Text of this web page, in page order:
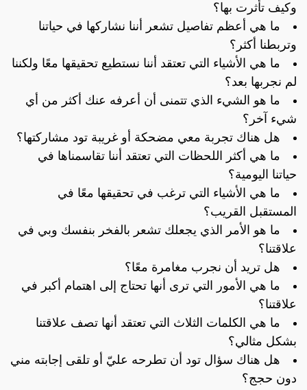
وكيف تأثرت بها؟
ما هي أعظم تفاصيل تشعر أننا نشاركها في حياتنا
وتربطنا أكثر؟
ما هي الأشياء التي تعتقد أننا نستطيع تحقيقها معًا ولكننا
لم نجربها بعد؟
ما هو الشيء الذي تتمنى أن أعرفه عنك أكثر من أي
شيء آخر؟
هل هناك تجربة معي مضحكة أو غريبة تود مشاركتها؟
ما هي أكثر اللحظات التي تعتقد أننا تقاسمناها في
حياتنا اليومية؟
ما هي الأشياء التي ترغب في تحقيقها معًا في
المستقبل القريب؟
ما هو الأمر الذي يجعلك تشعر بالفخر بنفسك وبي في
علاقتنا؟
هل تريد أن نجرب مغامرة معًا؟
ما هي الأمور التي ترى أنها تحتاج إلى اهتمام أكبر في
علاقتنا؟
ما هي الكلمات الثلاث التي تعتقد أنها تصف علاقتنا
بشكل مثالي؟
هل هناك سؤال تود أن تطرحه عليّ أو تلقى إجابته مني
دون حجج؟